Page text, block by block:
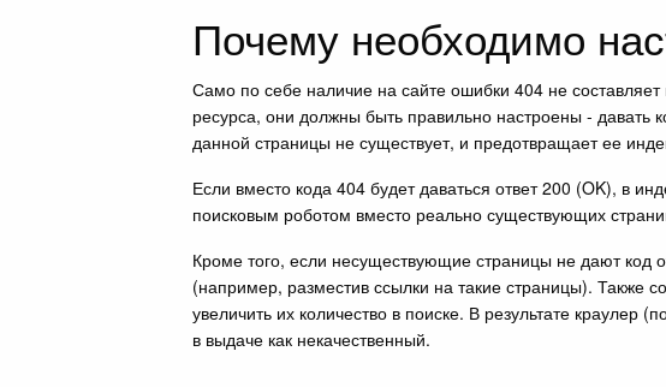
Почему необходимо
Само по себе наличие на сайте ошибки 404 не
ресурса, они должны быть правильно настроены - давать
данной страницы не существует, и предотвращает ее
Если вместо кода 404 будет даваться ответ 200 (OK), в
поисковым роботом вместо реально существующих
Кроме того, если несуществующие страницы не дают код
(например, разместив ссылки на такие страницы). Также
увеличить их количество в поиске. В результате краулер
в выдаче как некачественный.